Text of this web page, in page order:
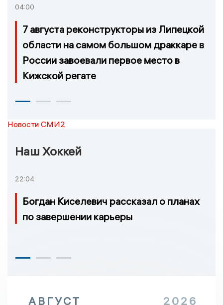
04:00
7 августа реконструкторы из Липецкой
области на самом большом драккаре в
России завоевали первое место в
Кижской регате
Новости СМИ2
Наш Хоккей
22:04
Богдан Киселевич рассказал о планах
по завершении карьеры
АВГУСТ 2026